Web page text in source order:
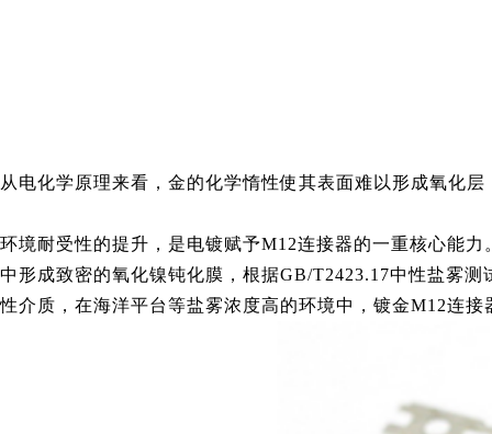
从电化学原理来看，金的化学惰性使其表面难以形成氧化
环境耐受性的提升，是电镀赋予M12连接器的一重核心能
中形成致密的氧化镍钝化膜，根据GB/T2423.17中性盐雾
性介质，在海洋平台等盐雾浓度高的环境中，镀金M12连